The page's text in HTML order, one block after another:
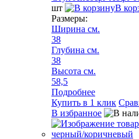
шт
В
Размеры:
Ширина см.
38
Глубина см.
38
Высота см.
58,5
Подробнее
Купить в 1 клик
В избранное